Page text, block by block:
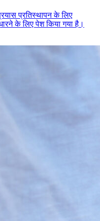
प्रतिस्थापन के लिए
के लिए पेश किया गया है।